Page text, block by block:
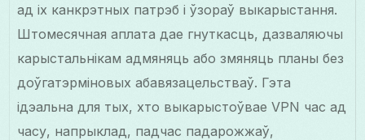
ад іх канкрэтных патрэб і ўзораў выкарыстання.
Штомесячная аплата дае гнуткасць, дазваляючы
карыстальнікам адмяняць або змяняць планы без
доўгатэрміновых абавязацельстваў. Гэта
ідэальна для тых, хто выкарыстоўвае VPN час ад
часу, напрыклад, падчас падарожжаў,